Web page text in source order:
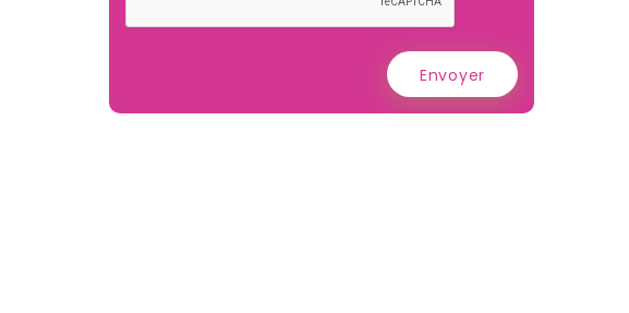
Envoyer